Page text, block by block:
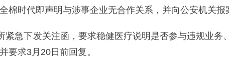
棉时代即声明与涉事企业无合作关系，并向公安机关报
紧急下发关注函，要求稳健医疗说明是否参与违规业务
要求3月20日前回复。